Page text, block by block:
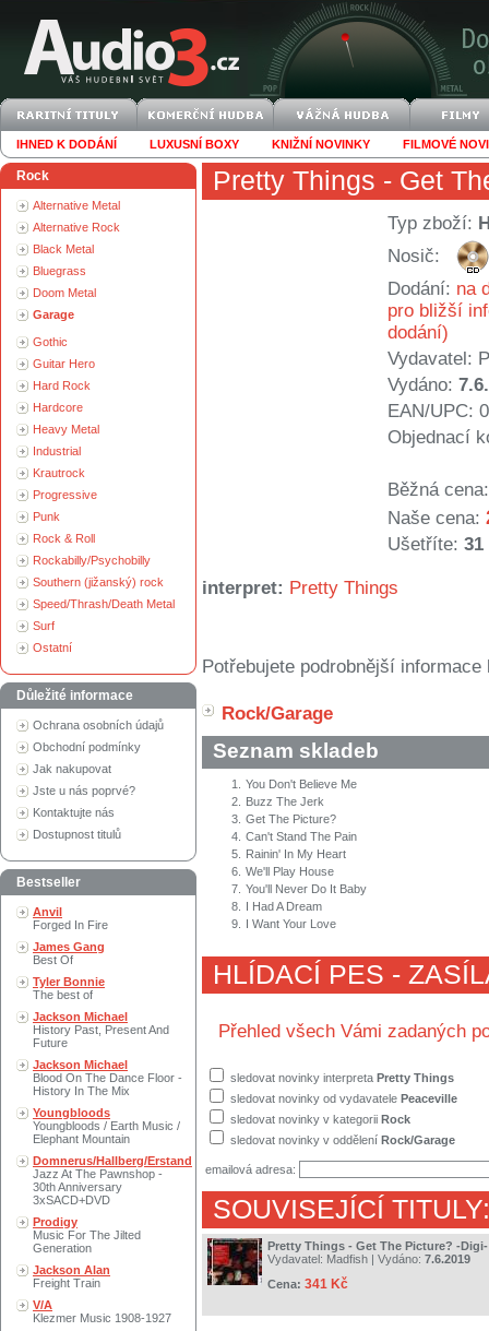
IHNED K DODÁNÍ LUXUSNÍ BOXY KNIŽNÍ NOVINKY FILMOVÉ
Rock
Alternative Metal
Alternative Rock
Black Metal
Bluegrass
Doom Metal
Garage
Gothic
Guitar Hero
Hard Rock
Hardcore
Heavy Metal
Industrial
Krautrock
Progressive
Punk
Rock & Roll
Rockabilly/Psychobilly
Southern (jižanský) rock
Speed/Thrash/Death Metal
Surf
Ostatní
Důležité informace
Ochrana osobních údajů
Obchodní podmínky
Jak nakupovat
Jste u nás poprvé?
Kontaktujte nás
Dostupnost titulů
Bestseller
Anvil
Forged In Fire
James Gang
Best Of
Tyler Bonnie
The best of
Jackson Michael
History Past, Present And
Future
Jackson Michael
Blood On The Dance Floor -
History In The Mix
Youngbloods
Youngbloods / Earth Music /
Elephant Mountain
Domnerus/Hallberg/Erstand
Jazz At The Pawnshop -
30th Anniversary
3xSACD+DVD
Prodigy
Music For The Jilted
Generation
Jackson Alan
Freight Train
V/A
Klezmer Music 1908-1927
Pretty Things - Get
Typ zboží:
Nosič:
Dodání: na
pro bližší
dodání)
Vydavatel:
Vydáno:
EAN/UPC:
Objednací
Běžná cena:
Naše cena:
Ušetříte: 31
interpret: Pretty Things
Potřebujete podrobnější
Rock/Garage
Seznam skladeb
1.
You Don't Believe Me
2.
Buzz The Jerk
3. Get The Picture?
4. Can't Stand The Pain
5.
Rainin' In My Heart
6. We'll Play House
7. You'll Never Do It Baby
8.
I Had A Dream
9.
I Want Your Love
HLÍDACÍ PES -
Přehled všech Vámi zadaných
sledovat novinky interpreta Pretty Things
sledovat novinky od vydavatele Peaceville
sledovat novinky v kategorii Rock
sledovat novinky v oddělení Rock/Garage
emailová adresa:
SOUVISEJÍCÍ TITULY:
Pretty Things - Get The Picture? -Digi-
Vydavatel: Madfish | Vydáno: 7.6.2019
Cena: 341 Kč